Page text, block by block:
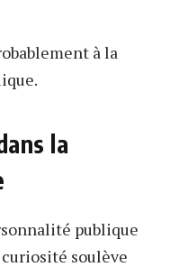
à la
la
publique
soulève